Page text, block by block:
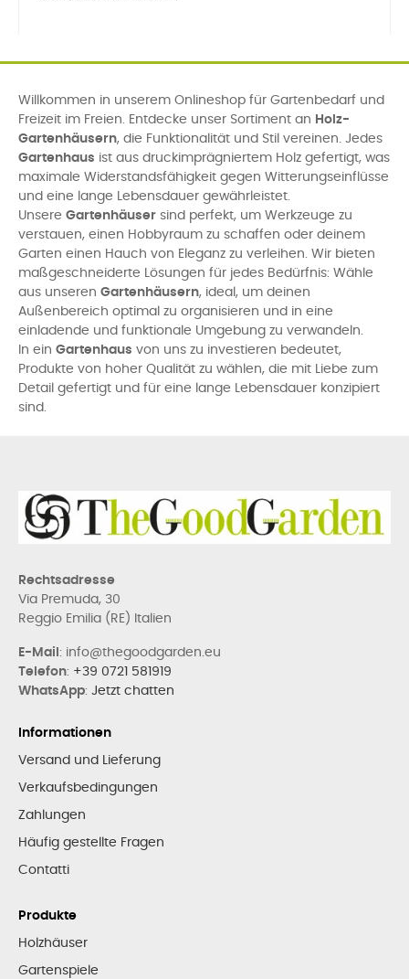
Willkommen in unserem Onlineshop für Gartenbedarf und
Freizeit im Freien. Entdecke unser Sortiment an Holz-
Gartenhäusern, die Funktionalität und Stil vereinen. Jedes
Gartenhaus ist aus druckimprägniertem Holz gefertigt, was
maximale Widerstandsfähigkeit gegen Witterungseinflüsse
und eine lange Lebensdauer gewährleistet.
Unsere Gartenhäuser sind perfekt, um Werkzeuge zu
verstauen, einen Hobbyraum zu schaffen oder deinem
Garten einen Hauch von Eleganz zu verleihen. Wir bieten
maßgeschneiderte Lösungen für jedes Bedürfnis: Wähle
aus unseren Gartenhäusern, ideal, um deinen
Außenbereich optimal zu organisieren und in eine
einladende und funktionale Umgebung zu verwandeln.
In ein Gartenhaus von uns zu investieren bedeutet,
Produkte von hoher Qualität zu wählen, die mit Liebe zum
Detail gefertigt und für eine lange Lebensdauer konzipiert
sind.
Rechtsadresse
Via Premuda, 30
Reggio Emilia (RE) Italien
E-Mail : info@thegoodgarden.eu
Telefon: +39 0721 581919
WhatsApp: Jetzt chatten
Informationen
Versand und Lieferung
Verkaufsbedingungen
Zahlungen
Häufig gestellte Fragen
Contatti
Produkte
Holzhäuser
Gartenspiele